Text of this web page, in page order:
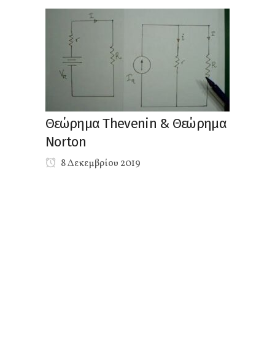
Θεώρημα Thevenin & Θεώρημα
Norton
8 Δεκεμβρίου 2019